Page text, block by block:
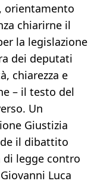
orientamento
chiarirne il
la legislazione
dei deputati
chiarezza e
– il testo del
Un
Giustizia
il dibattito
legge contro
Luca